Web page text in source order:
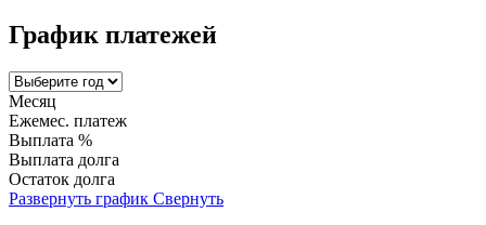
График платежей
Месяц
Ежемес. платеж
Выплата %
Выплата долга
Остаток долга
Развернуть график Свернуть